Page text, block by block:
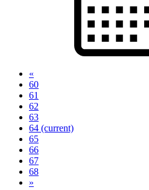
«
60
61
62
63
64 (current)
65
66
67
68
»